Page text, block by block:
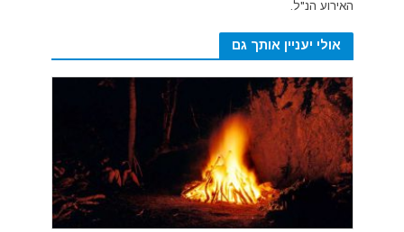
האירוע הנ"ל.
אולי יעניין אותך גם